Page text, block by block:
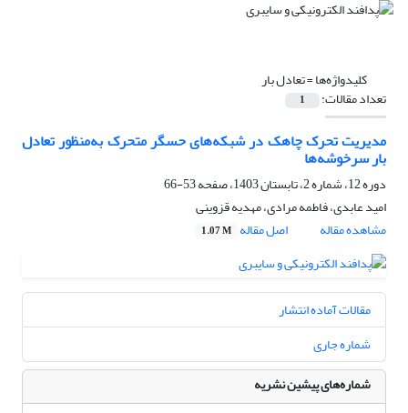
کلیدواژه‌ها =تعادل بار
تعداد مقالات: 1
مدیریت تحرک چاهک در شبکه‌های حسگر متحرک به‌منظور تعادل
بار سرخوشه‌ها
دوره 12، شماره 2، تابستان 1403، صفحه
53-66
امید عابدی، فاطمه مرادی، مهدیه قزوینی
مشاهده مقاله
اصل مقاله 1.07 M
مقالات آماده انتشار
شماره جاری
شماره‌های پیشین نشریه